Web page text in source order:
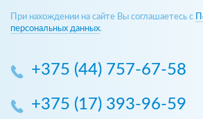
При нахождении на сайте Вы соглашаетесь с
персональных данных.
+375 (44) 757-67-58
+375 (17) 393-96-59